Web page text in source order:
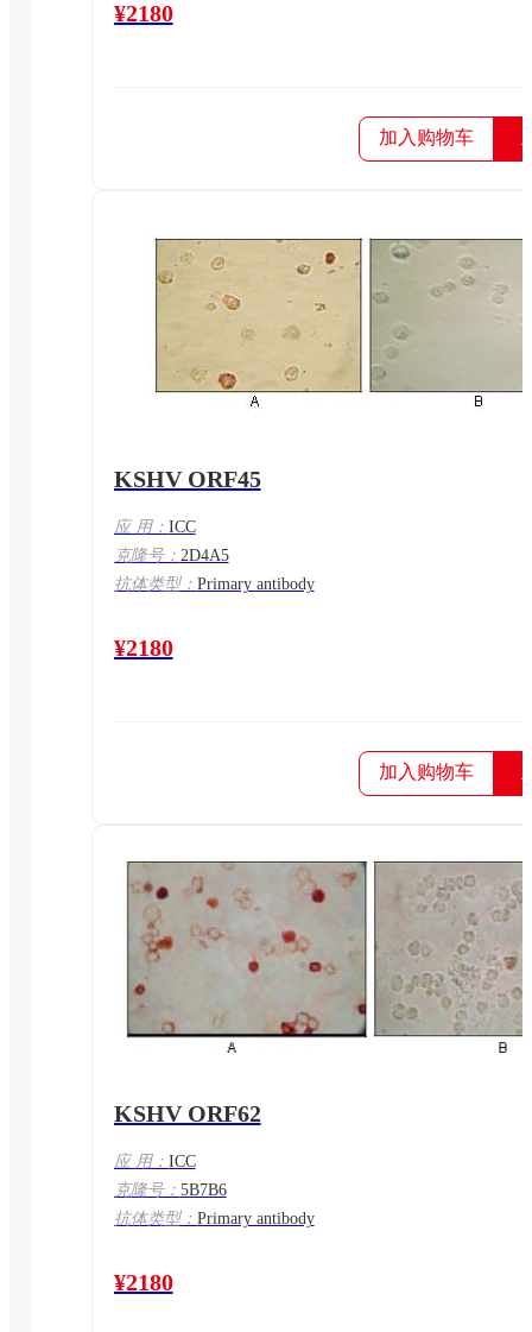
¥2180
加入购物车
KSHV ORF45
应 用： ICC
克隆号： 2D4A5
抗体类型： Primary antibody
¥2180
加入购物车
KSHV ORF62
应 用： ICC
克隆号： 5B7B6
抗体类型： Primary antibody
¥2180